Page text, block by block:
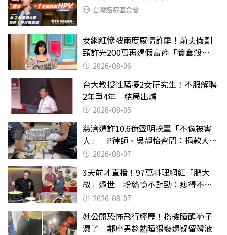
台灣癌症基金會
女網紅慘被兩度感情詐騙！前夫假割
頸詐光200萬再遇假富商「養套殺
2000萬」
2026-08-06
台大教授性騷擾2女研究生！不服解聘
2年爭4年 結局出爐
2026-08-05
慈濟遭詐10.6億聲明挨轟「不像被害
人」 P律師、吳靜怡齊問：捐款人有
權知道真相
2026-08-07
3天前才直播！97萬料理網紅「肥大
叔」過世 粉絲憶不對勁：瘦得不合
理 2026-08-07
她公開恐怖飛行經歷！搭機睡醒褲子
濕了 鄰座男趁熟睡猥褻還疑留體液